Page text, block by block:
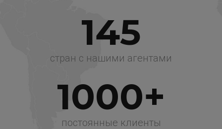
145
стран с нашими агентами
1000+
постоянные клиенты